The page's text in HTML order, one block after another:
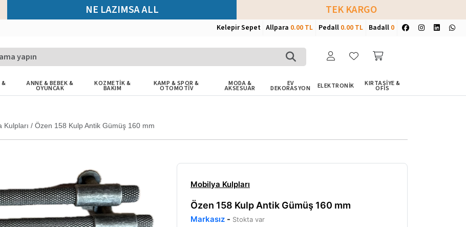
NE LAZIMSA ALL TEK KARGO
Kelepir Sepet Allpara 0.00 TL Pedall 0.00 TL Badall 0
& ANNE & BEBEK &
OYUNCAK
KOZMETİK &
BAKIM
KAMP & SPOR &
OTOMOTİV
MODA &
AKSESUAR
EV
DEKORASYON ELEKTRONİK KIRTASİYE &
OFİS
Kulpları / Özen 158 Kulp Antik Gümüş 160 mm
Mobilya Kulpları
Özen 158 Kulp Antik Gümüş 160 mm
Markasız - Stokta var